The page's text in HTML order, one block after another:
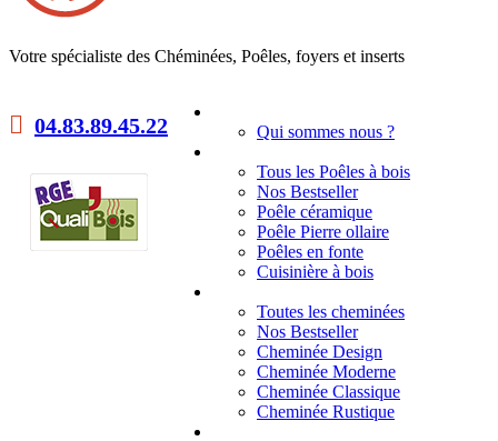
Votre spécialiste des Chéminées, Poêles, foyers et inserts
04.83.89.45.22 Qui sommes nous ?
Tous les Poêles à bois
Nos Bestseller
Poêle céramique
Poêle Pierre ollaire
Poêles en fonte
Cuisinière à bois
Toutes les cheminées
Nos Bestseller
Cheminée Design
Cheminée Moderne
Cheminée Classique
Cheminée Rustique